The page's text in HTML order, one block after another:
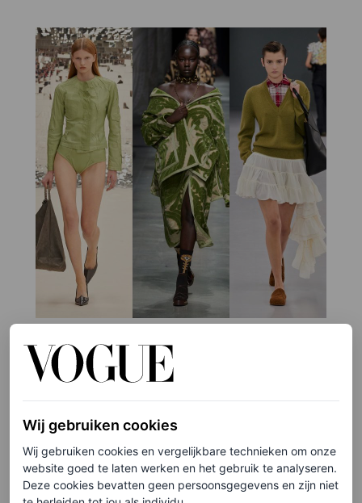
3/11
Acne, Etro en Loewe lente/zomer 2024
Olijfgroene items
Wij gebruiken cookies
Wij gebruiken cookies en vergelijkbare technieken om onze
website goed te laten werken en het gebruik te analyseren.
Deze cookies bevatten geen persoonsgegevens en zijn niet